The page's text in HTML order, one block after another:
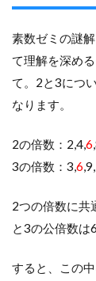
素数ゼミの謎
て理解を深め
て。2と3につ
なります。
2の倍数：2,4,6
3の倍数：3, 6 ,9,
2つの倍数に共
と3の公倍数は
すると、この